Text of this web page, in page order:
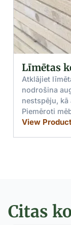
un dēļi
un egles sijas
noturību un
virsmu ērtai
un logu
Citas